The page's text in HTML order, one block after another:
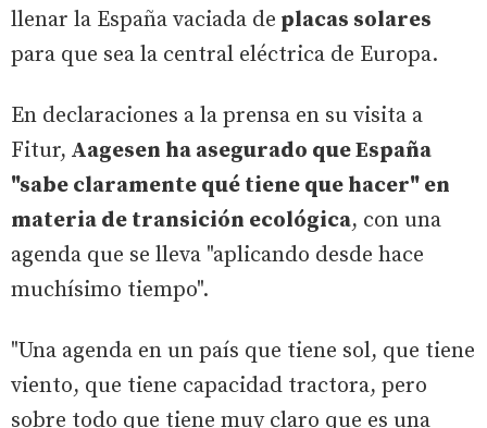
llenar la España vaciada de placas solares
para que sea la central eléctrica de Europa.
En declaraciones a la prensa en su visita a
Fitur, Aagesen ha asegurado que España
"sabe claramente qué tiene que hacer" en
materia de transición ecológica, con una
agenda que se lleva "aplicando desde hace
muchísimo tiempo".
"Una agenda en un país que tiene sol, que tiene
viento, que tiene capacidad tractora, pero
sobre todo que tiene muy claro que es una